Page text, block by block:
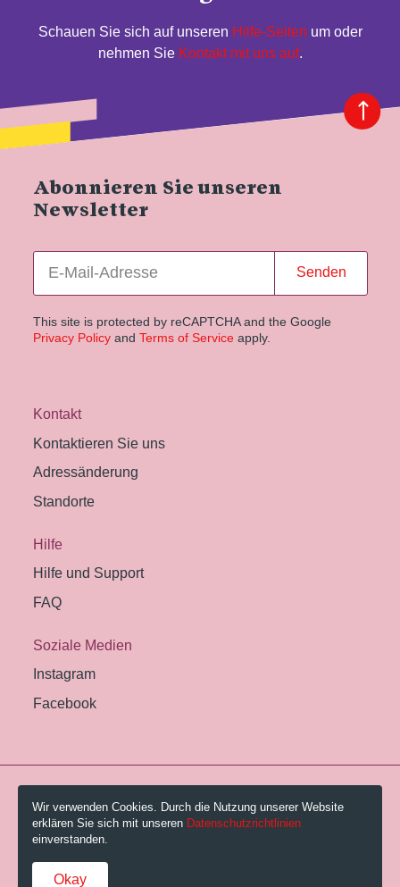
Schauen Sie sich auf unseren Hilfe-Seiten um oder
nehmen Sie Kontakt mit uns auf.
Abonnieren Sie unseren
Newsletter
Senden
This site is protected by reCAPTCHA and the Google
Privacy Policyand Terms of Service apply.
Kontakt
Kontaktieren Sie uns
Adressänderung
Standorte
Hilfe
Hilfe und Support
FAQ
Soziale Medien
Instagram
Facebook
© 2026 Pestalozzi-Bibliothek Zürich.
Impressum
Gebühren und AGB
Wir verwenden Cookies. Durch die Nutzung unserer Website
erklären Sie sich mit unseren Datenschutzrichtlinien
einverstanden.
Okay